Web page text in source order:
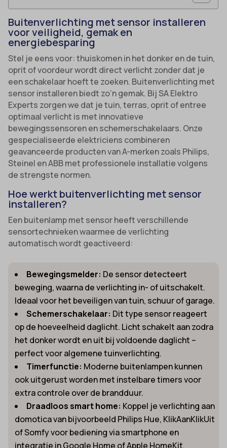
Buitenverlichting met sensor installeren
voor veiligheid, gemak en
energiebesparing
Stel je eens voor: thuiskomen in het donker en de tuin,
oprit of voordeur wordt direct verlicht zonder dat je
een schakelaar hoeft te zoeken. Buitenverlichting met
sensor installeren biedt zo’n gemak. Bij SA Elektro
Experts zorgen we dat je tuin, terras, oprit of entree
optimaal verlicht is met innovatieve
bewegingssensoren en schemerschakelaars. Onze
gespecialiseerde elektriciens combineren
geavanceerde producten van A-merken zoals Philips,
Steinel en ABB met professionele installatie volgens
de strengste normen.
Hoe werkt buitenverlichting met sensor
installeren?
Een buitenlamp met sensor heeft verschillende
sensortechnieken waarmee de verlichting
automatisch wordt geactiveerd:
Bewegingsmelder: De sensor detecteert
beweging, waarna de verlichting in- of uitschakelt.
Ideaal voor het beveiligen van tuin, schuur of garage.
Schemerschakelaar: Dit type sensor reageert
op de hoeveelheid daglicht. Licht schakelt aan zodra
het donker wordt en uit bij voldoende daglicht –
perfect voor algemene tuinverlichting.
Timerfunctie: Moderne buitenlampen kunnen
ook uitgerust worden met instelbare timers voor
extra controle over de brandduur.
Draadloos smart home: Koppel je verlichting aan
domotica van bijvoorbeeld Philips Hue, KlikAanKlikUit
of Somfy voor bediening via smartphone en
integratie in Google Home of Apple HomeKit.